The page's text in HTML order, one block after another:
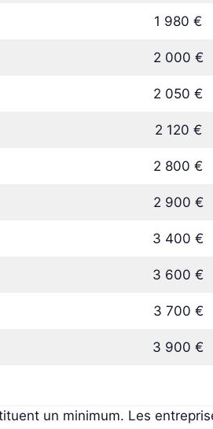
1 980 €
2 000 €
2 050 €
2 120 €
2 800 €
2 900 €
3 400 €
3 600 €
3 700 €
3 900 €
un minimum. Les